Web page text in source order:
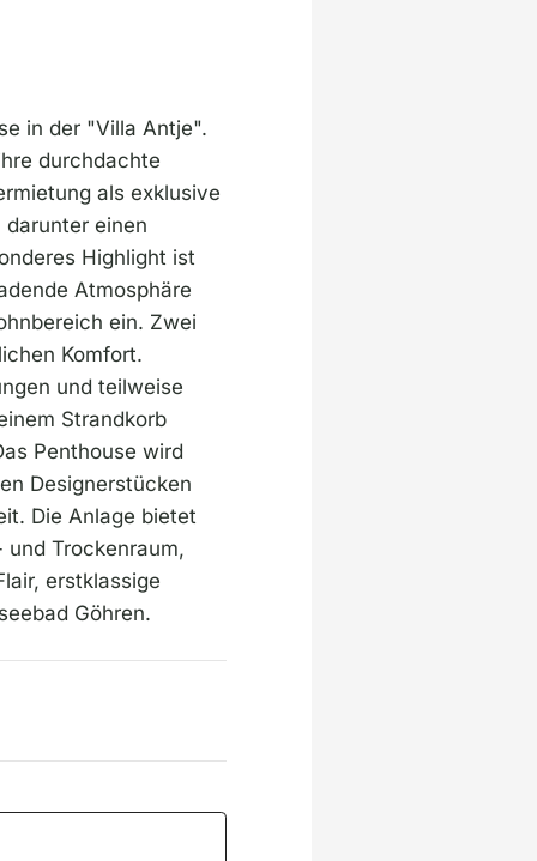
in der "Villa Antje".
durchdachte
als exklusive
einen
Highlight ist
Atmosphäre
ein. Zwei
Komfort.
und teilweise
Strandkorb
Penthouse wird
Designerstücken
Die Anlage bietet
Trockenraum,
erstklassige
Göhren.